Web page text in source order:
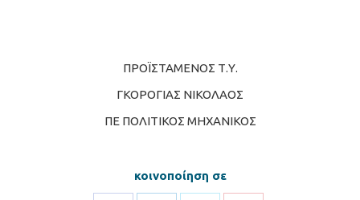
ΠΡΟΪΣΤΑΜΕΝΟΣ Τ.Υ.
ΓΚΟΡΟΓΙΑΣ ΝΙΚΟΛΑΟΣ
ΠΕ ΠΟΛΙΤΙΚΟΣ ΜΗΧΑΝΙΚΟΣ
κοινοποίηση σε